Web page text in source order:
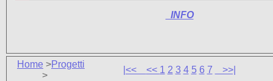
INFO
Home >Progetti
>
|<< << 1 2 3 4 5 6 7 >>|